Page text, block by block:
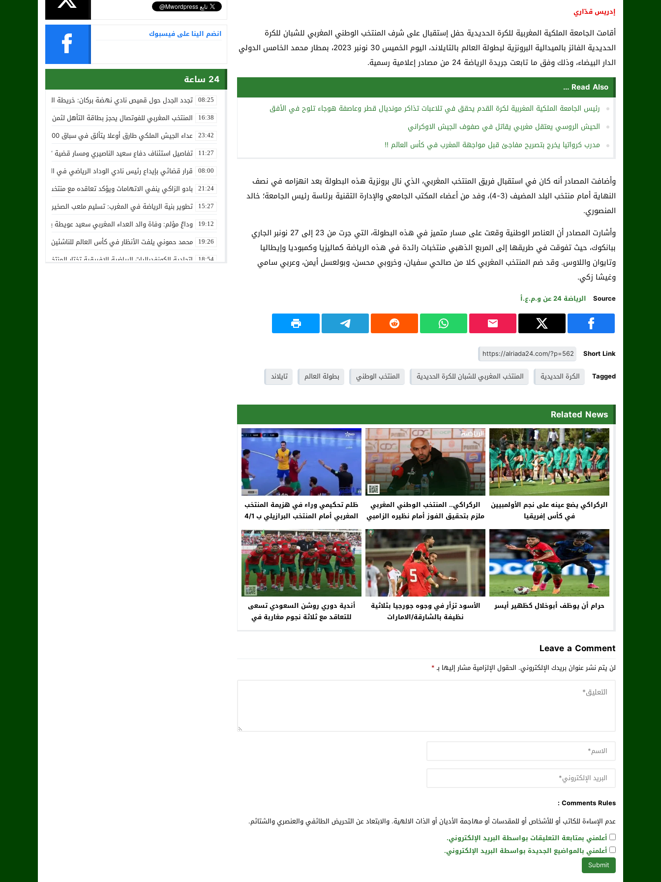
إدريس قدّاري
أقامت الجامعة الملكية المغربية للكرة الحديدية حفل إستقبال على شرف المنتخب الوطني المغربي للشبان للكرة
الحديدية الفائز بالميدالية البرونزية لبطولة العالم بالتايلاند، اليوم الخميس 30 نونبر 2023، بمطار محمد الخامس الدولي
الدار البيضاء، وذلك وفق ما تابعت جريدة الرياضة 24 من مصادر إعلامية رسمية.
Read Also ...
رئيس الجامعة الملكية المغربية لكرة القدم يحقق في تلاعبات تذاكر مونديال قطر وعاصفة هوجاء تلوح في الأفق
الحيش الروسي يعتقل مغربي يقاتل في صفوف الجيش الاوكراني
مدرب كرواتيا يخرج بتصريح مفاجئ قبل مواجهة المغرب في كأس العالم !!
وأضافت المصادر أنه كان في استقبال فريق المنتخب المغربي، الذي نال برونزية هذه البطولة بعد انهزامه في نصف
النهاية أمام منتخب البلد المضيف (3-4)، وفد من أعضاء المكتب الجامعي والإدارة التقنية برئاسة رئيس الجامعة؛ خالد
المنصوري.
وأشارت المصادر أن العناصر الوطنية وقعت على مسار متميز في هذه البطولة، التي جرت من 23 إلى 27 نونبر الجاري
ببانكوك، حيث تفوقت في طريقها إلى المربع الذهبي منتخبات رائدة في هذه الرياضة كماليزيا وكمبوديا وإيطاليا
وتايوان واللاوس. وقد ضم المنتخب المغربي كلا من صالحي سفيان، وخروبي محسن، وبولعسل أيمن، وعربي سامي
وغيشا زكي.
Source الرياضة 24 عن و.م.ع.أ
Short Link
Tagged
الكرة الحديدية المنتخب المغربي للشبان للكرة الحديدية المنتخب الوطني بطولة العالم تايلاند
Related News
الركراكي يضع عينه على نجم الأولمبيين
في كأس إفريقيا
الركراكي.. المنتخب الوطني المغربي
ملزم بتحقيق الفوز أمام نظيره الزامبي
ظلم تحكيمي وراء في هزيمة المنتخب
المغربي أمام المنتخب البرازيلي ب 4/1
حرام أن يوظف أبوخلال كظهير أيسر
الأسود تزأر في وجوه جورجيا بثلاثية
نظيفة بالشارقة/الامارات
أندية دوري روشن السعودي تسعى
للتعاقد مع ثلاثة نجوم مغاربة في
Leave a Comment
لن يتم نشر عنوان بريدك الإلكتروني. الحقول الإلزامية مشار إليها بـ*
Comments Rules :
عدم الإساءة للكاتب أو للأشخاص أو للمقدسات أو مهاجمة الأديان أو الذات الالهية. والابتعاد عن التحريض الطائفي والعنصري والشتائم.
أعلمني بمتابعة التعليقات بواسطة البريد الإلكتروني.
أعلمني بالمواضيع الجديدة بواسطة البريد الإلكتروني.
انضم الينا على فيسبوك
24 ساعة
08:25 تجدد الجدل حول قميص نادي نهضة بركان: خريطة المغرب تثير استياء
16:38 المنتخب المغربي للفوتصال يحجز بطاقة التأهل لثمن نهائي مونديال
23:42 عداء الجيش الملكي طارق أوعلا يتألق في سباق 4200 متر بمدينة سلا
11:27 تفاصيل استئناف دفاع سعيد الناصيري ومسار قضية ‘بارون المخدرات
08:00 قرار قضائي بإيداع رئيس نادي الوداد الرياضي في السجن في قضية
21:24 بادو الزاكي ينفي الاتهامات ويؤكد تعاقده مع منتخب النيجر دون تكفل
15:27 تطوير بنية الرياضة في المغرب: تسليم ملعب الصخيرات بالعشب
19:12 وداعٌ مؤلم: وفاة والد العداء المغربي سعيد عويطة بعد صراع طويل
19:26 محمد حموني يلفت الأنظار في كأس العالم للناشئين ويثير اهتمام
18:54 اتحادية الكونفدراليات الرياضية الإفريقية تختار المنتخب الوطني